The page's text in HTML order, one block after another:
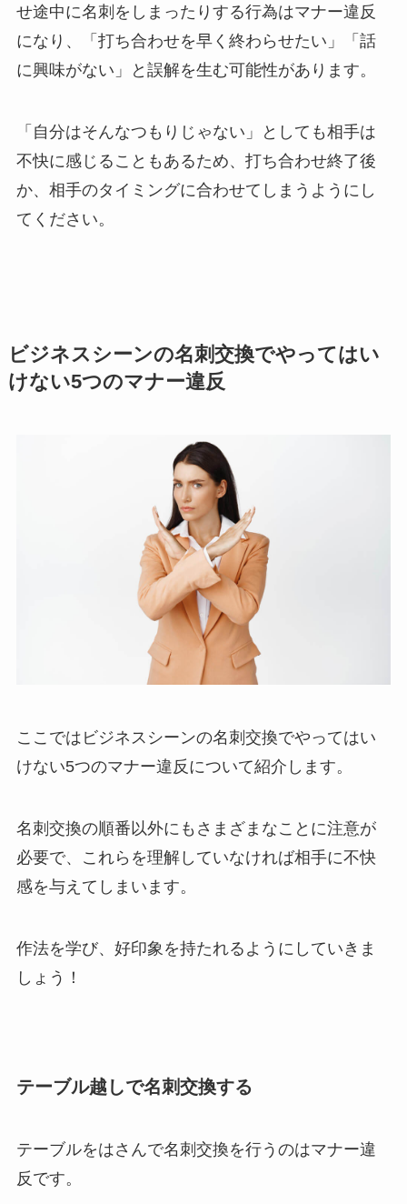
せ途中に名刺をしまったりする行為はマナー違反
になり、「打ち合わせを早く終わらせたい」「話
に興味がない」と誤解を生む可能性があります。
「自分はそんなつもりじゃない」としても相手は
不快に感じることもあるため、打ち合わせ終了後
か、相手のタイミングに合わせてしまうようにし
てください。
ビジネスシーンの名刺交換でやってはい
けない5つのマナー違反
ここではビジネスシーンの名刺交換でやってはい
けない5つのマナー違反について紹介します。
名刺交換の順番以外にもさまざまなことに注意が
必要で、これらを理解していなければ相手に不快
感を与えてしまいます。
作法を学び、好印象を持たれるようにしていきま
しょう！
テーブル越しで名刺交換する
テーブルをはさんで名刺交換を行うのはマナー違
反です。